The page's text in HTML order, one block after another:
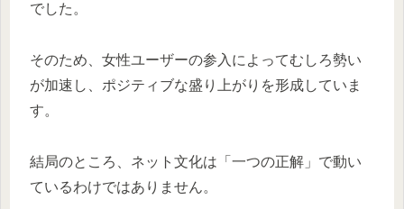
でした。
そのため、女性ユーザーの参入によってむしろ勢い
が加速し、ポジティブな盛り上がりを形成していま
す。
結局のところ、ネット文化は「一つの正解」で動い
ているわけではありません。